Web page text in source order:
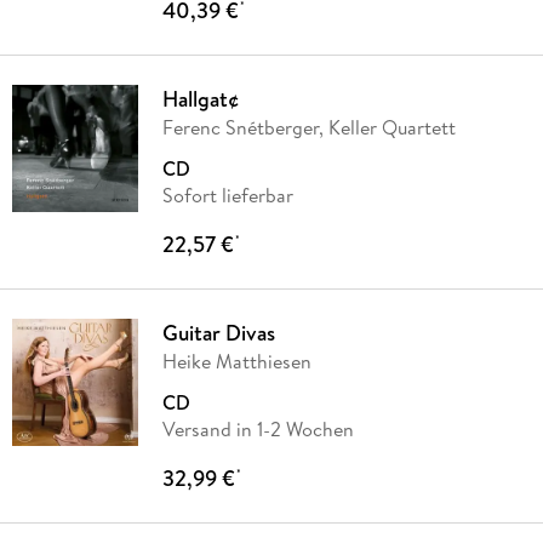
40,39 €*
Hallgat¢
Ferenc Snétberger, Keller Quartett
CD
Sofort lieferbar
22,57 €*
Guitar Divas
Heike Matthiesen
CD
Versand in 1-2 Wochen
32,99 €*